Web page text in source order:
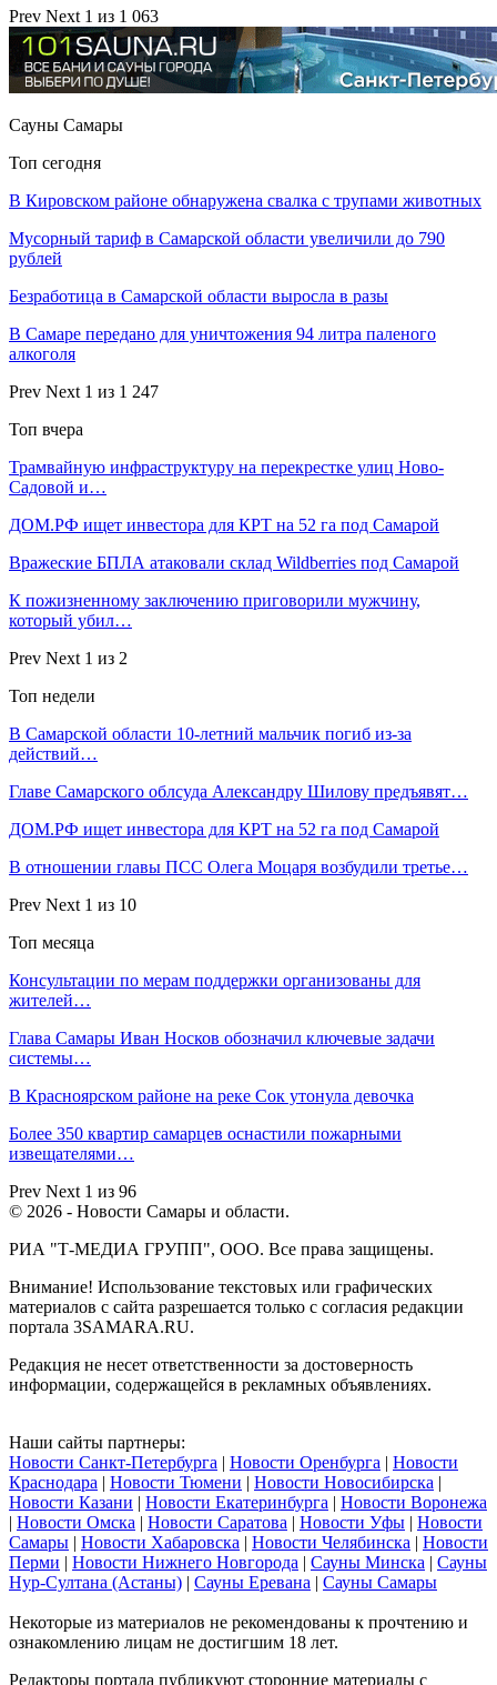
Prev Next 1 из 1 063
Сауны Самары
Топ сегодня
В Кировском районе обнаружена свалка с трупами животных
Мусорный тариф в Самарской области увеличили до 790
рублей
Безработица в Самарской области выросла в разы
В Самаре передано для уничтожения 94 литра паленого
алкоголя
Prev Next 1 из 1 247
Топ вчера
Трамвайную инфраструктуру на перекрестке улиц Ново-
Садовой и…
ДОМ.РФ ищет инвестора для КРТ на 52 га под Самарой
Вражеские БПЛА атаковали склад Wildberries под Самарой
К пожизненному заключению приговорили мужчину,
который убил…
Prev Next 1 из 2
Топ недели
В Самарской области 10‑летний мальчик погиб из‑за
действий…
Главе Самарского облсуда Александру Шилову предъявят…
ДОМ.РФ ищет инвестора для КРТ на 52 га под Самарой
В отношении главы ПСС Олега Моцаря возбудили третье…
Prev Next 1 из 10
Топ месяца
Консультации по мерам поддержки организованы для
жителей…
Глава Самары Иван Носков обозначил ключевые задачи
системы…
В Красноярском районе на реке Сок утонула девочка
Более 350 квартир самарцев оснастили пожарными
извещателями…
Prev Next 1 из 96
© 2026 - Новости Самары и области.
РИА "Т-МЕДИА ГРУПП", ООО. Все права защищены.
Внимание! Использование текстовых или графических
материалов с сайта разрешается только c согласия редакции
портала 3SAMARA.RU.
Редакция не несет ответственности за достоверность
информации, содержащейся в рекламных объявлениях.
Наши сайты партнеры:
Новости Санкт-Петербурга | Новости Оренбурга | Новости
Краснодара | Новости Тюмени | Новости Новосибирска |
Новости Казани | Новости Екатеринбурга | Новости Воронежа
| Новости Омска | Новости Саратова | Новости Уфы | Новости
Самары | Новости Хабаровска | Новости Челябинска | Новости
Перми | Новости Нижнего Новгорода | Сауны Минска | Сауны
Нур-Султана (Астаны) | Сауны Еревана | Сауны Самары
Некоторые из материалов не рекомендованы к прочтению и
ознакомлению лицам не достигшим 18 лет.
Редакторы портала публикуют сторонние материалы с